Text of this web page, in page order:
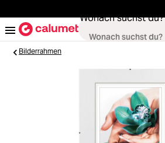
Wonach suchst du?
Objektive
Bilderrahmen